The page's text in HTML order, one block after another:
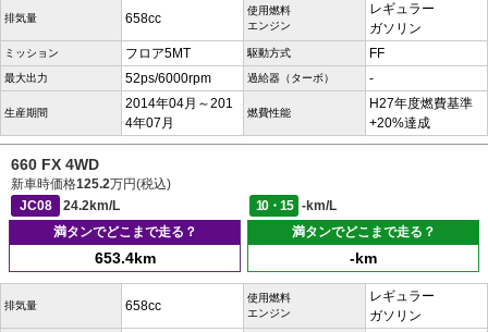
排気量 658cc
使用燃料
エンジン
レギュラー
ガソリン
ミッション フロア5MT 駆動方式 FF
最大出力 52ps/6000rpm 過給器（ターボ） -
生産期間
2014年04月～201
4年07月
燃費性能
H27年度燃費基準
+20%達成
660 FX 4WD
新車時価格125.2万円(税込)
JC08
24.2km/L 10・15
-km/L
満タンでどこまで走る？
653.4km
満タンでどこまで走る？
-km
排気量 658cc
使用燃料
エンジン
レギュラー
ガソリン